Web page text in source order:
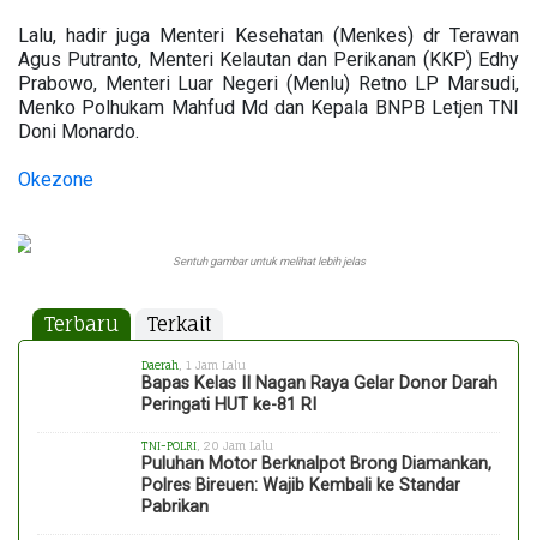
Lalu, hadir juga Menteri Kesehatan (Menkes) dr Terawan
Agus Putranto, Menteri Kelautan dan Perikanan (KKP) Edhy
Prabowo, Menteri Luar Negeri (Menlu) Retno LP Marsudi,
Menko Polhukam Mahfud Md dan Kepala BNPB Letjen TNI
Doni Monardo.
Okezone
Sentuh gambar untuk melihat lebih jelas
Terbaru Terkait
Daerah , 1 Jam Lalu
Bapas Kelas II Nagan Raya Gelar Donor Darah
Peringati HUT ke-81 RI
TNI-POLRI , 20 Jam Lalu
Puluhan Motor Berknalpot Brong Diamankan,
Polres Bireuen: Wajib Kembali ke Standar
Pabrikan